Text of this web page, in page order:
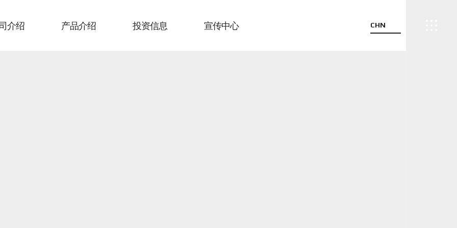
CHN
介绍 产品介绍 投资信息 宣传中心